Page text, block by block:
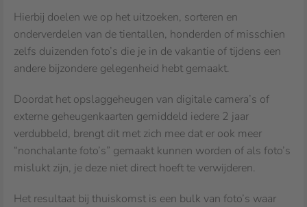
Hierbij doelen we op het uitzoeken, sorteren en
onderverdelen van de tientallen, honderden of misschien
zelfs duizenden foto’s die je in de vakantie of tijdens een
andere bijzondere gelegenheid hebt gemaakt.
Doordat het opslaggeheugen van digitale camera’s of
externe geheugenkaarten gemiddeld iedere 2 jaar
verdubbeld, brengt dit met zich mee dat er ook meer
“nonchalante foto’s” gemaakt kunnen worden of als foto’s
mislukt zijn, je deze niet direct hoeft te verwijderen.
Het resultaat bij thuiskomst is een bulk van foto’s waar